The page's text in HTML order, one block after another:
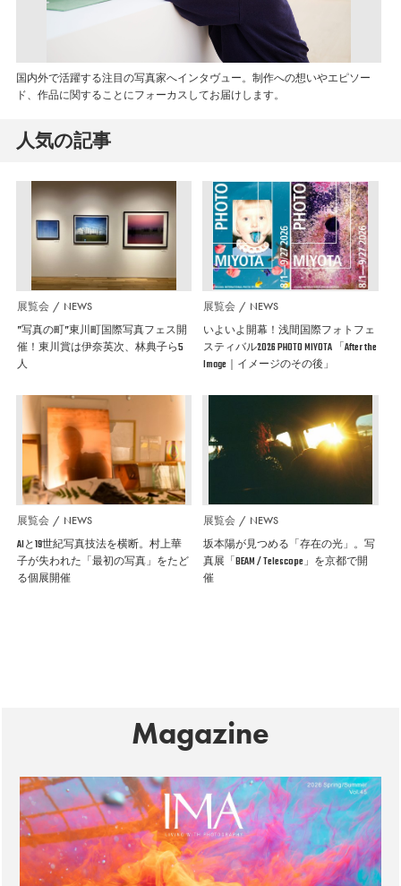
国内外で活躍する注目の写真家へインタヴュー。制作への想いやエピソー
ド、作品に関することにフォーカスしてお届けします。
人気の記事
展覧会 NEWS
”写真の町”東川町国際写真フェス開
催！東川賞は伊奈英次、林典子ら5
人
展覧会 NEWS
いよいよ開幕！浅間国際フォトフェ
スティバル2026 PHOTO MIYOTA 「After the
Image｜イメージのその後」
展覧会 NEWS
AIと19世紀写真技法を横断。村上華
子が失われた「最初の写真」をたど
る個展開催
展覧会 NEWS
坂本陽が見つめる「存在の光」。写
真展「BEAM / Telescope」を京都で開
催
Magazine